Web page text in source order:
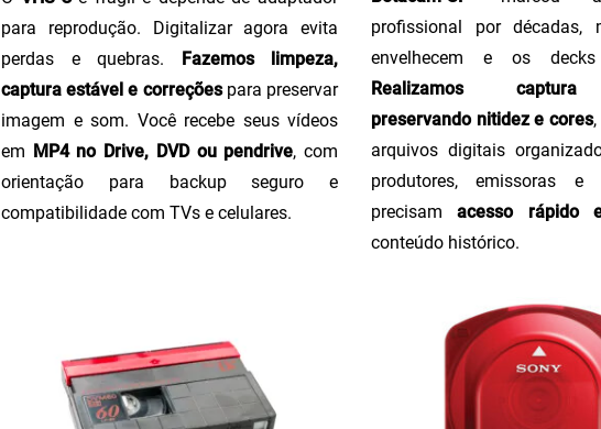
para reprodução. Digitalizar agora evita
perdas e quebras. Fazemos limpeza,
captura estável e correçõespara preservar
imagem e som. Você recebe seus vídeos
em MP4 no Drive, DVD ou pendrive, com
orientação para backup seguro e
compatibilidade com TVs e celulares.
profissional por
envelhecem e os
Realizamos captura
preservando nitidez e cores
arquivos digitais
produtores, emissoras e
precisamacesso rápido
conteúdo histórico.